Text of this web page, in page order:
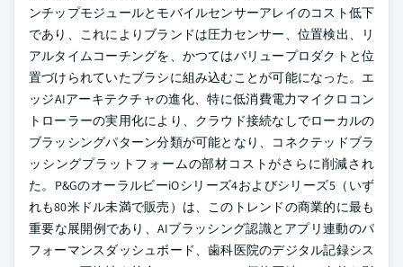
ンチップモジュールとモバイルセンサーアレイのコスト低下
であり、これによりブランドは圧力センサー、位置検出、リ
アルタイムコーチングを、かつてはバリュープロダクトと位
置づけられていたブラシに組み込むことが可能になった。エ
ッジAIアーキテクチャの進化、特に低消費電力マイクロコン
トローラーの実用化により、クラウド接続なしでローカルの
ブラッシングパターン分類が可能となり、コネクテッドブラ
ッシングプラットフォームの部材コストがさらに削減され
た。P&GのオーラルビーiOシリーズ4およびシリーズ5（いず
れも80米ドル未満で販売）は、このトレンドの商業的に最も
重要な展開例であり、AIブラッシング認識とアプリ連動のパ
フォーマンスダッシュボード、歯科医院のデジタル記録シス